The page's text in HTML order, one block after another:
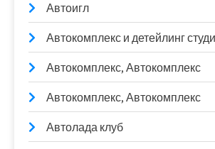
Автоигл
Автокомплекс и детейлинг
Автокомплекс, Автокомплекс
Автокомплекс, Автокомплекс
Автолада клуб